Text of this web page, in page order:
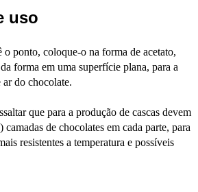
uso
o ponto, coloque-o na forma de acetato,
forma em uma superfície plana, para a
do chocolate.
que para a produção de cascas devem
camadas de chocolates em cada parte, para
resistentes a temperatura e possíveis